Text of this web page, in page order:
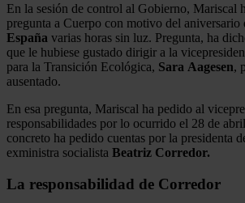
En la sesión de control al Gobierno, Mariscal
pregunta a Cuerpo con motivo del aniversario
España varias horas sin luz. Pregunta, ha
que le hubiese gustado dirigir a la
para la Transición Ecológica, Sara Aagesen,
ausentado.
En esa pregunta, Mariscal ha pedido al
responsabilidades por lo ocurrido el 28 de
concreto ha pedido cuentas por la presidenta
exministra socialista Beatriz Corredor.
La responsabilidad de Corredor